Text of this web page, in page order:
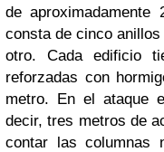
de
consta de cinco
otro. Cada edificio
reforzadas con
metro. En el ataque
decir, tres metros de
contar las columnas